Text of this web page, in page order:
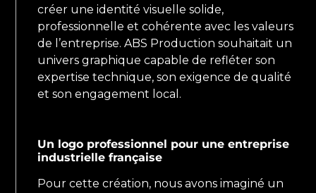
créer une identité visuelle solide,
professionnelle et cohérente avec les valeurs
de l’entreprise. ABS Production souhaitait un
univers graphique capable de refléter son
expertise technique, son exigence de qualité
et son engagement local.
Un logo professionnel pour une entreprise
industrielle française
Pour cette création, nous avons imaginé un